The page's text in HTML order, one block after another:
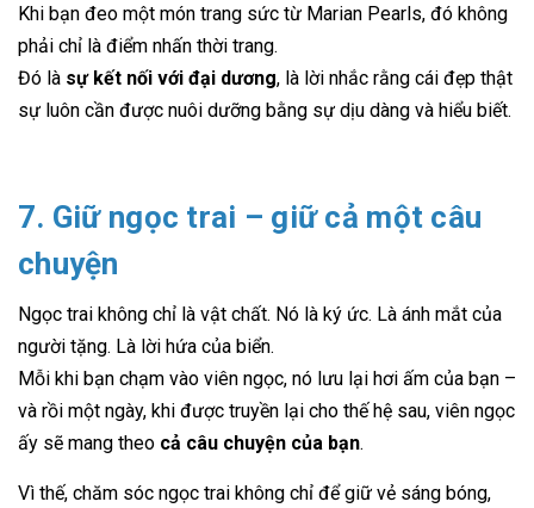
Khi bạn đeo một món trang sức từ Marian Pearls, đó không
phải chỉ là điểm nhấn thời trang.
Đó là sự kết nối với đại dương, là lời nhắc rằng cái đẹp thật
sự luôn cần được nuôi dưỡng bằng sự dịu dàng và hiểu biết.
7. Giữ ngọc trai – giữ cả một câu
chuyện
Ngọc trai không chỉ là vật chất. Nó là ký ức. Là ánh mắt của
người tặng. Là lời hứa của biển.
Mỗi khi bạn chạm vào viên ngọc, nó lưu lại hơi ấm của bạn –
và rồi một ngày, khi được truyền lại cho thế hệ sau, viên ngọc
ấy sẽ mang theo cả câu chuyện của bạn.
Vì thế, chăm sóc ngọc trai không chỉ để giữ vẻ sáng bóng,